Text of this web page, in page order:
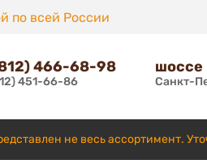
по всей России
466-68-98
451-66-86
шоссе
Санкт-
не весь ассортимент.